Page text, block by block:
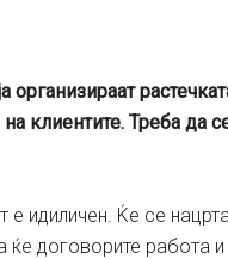
клиентите. Треба да
идиличен. Ќе се
договорите работа